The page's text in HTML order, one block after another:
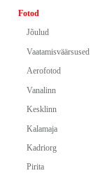
Fotod
Jõulud
Vaatamisväärsused
Aerofotod
Vanalinn
Kesklinn
Kalamaja
Kadriorg
Pirita